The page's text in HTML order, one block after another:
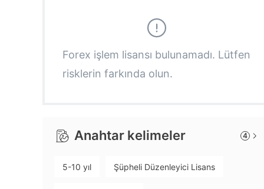
6
7
4
5
7
8
Forex işlem lisansı bulunamadı. Lütfen
risklerin farkında olun.
Anahtar kelimeler 4
5-10 yıl Şüpheli Düzenleyici Lisans